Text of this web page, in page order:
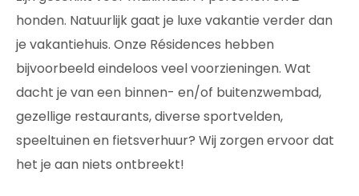
honden. Natuurlijk gaat je luxe vakantie verder dan
je vakantiehuis. Onze Résidences hebben
bijvoorbeeld eindeloos veel voorzieningen. Wat
dacht je van een binnen- en/of buitenzwembad,
gezellige restaurants, diverse sportvelden,
speeltuinen en fietsverhuur? Wij zorgen ervoor dat
het je aan niets ontbreekt!